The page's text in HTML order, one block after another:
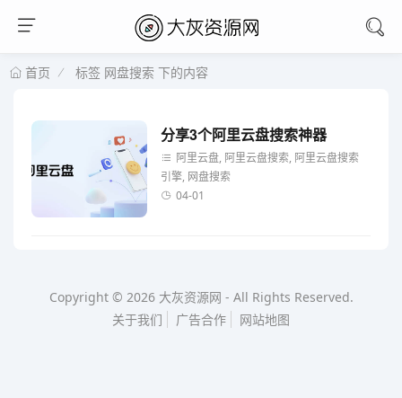
首页 标签 网盘搜索 下的内容
分享3个阿里云盘搜索神器
阿里云盘, 阿里云盘搜索, 阿里云盘搜索
引擎, 网盘搜索
04-01
Copyright © 2026 大灰资源网 - All Rights Reserved.
关于我们
广告合作 网站地图